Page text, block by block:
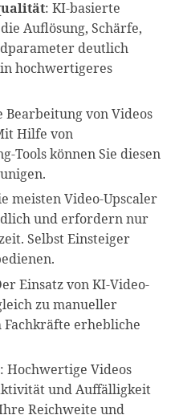
: KI-basierte
Auflösung, Schärfe,
deutlich
hochwertigeres
Bearbeitung von Videos
Hilfe von
Tools können Sie diesen
meisten Video-Upscaler
und erfordern nur
Selbst Einsteiger
Einsatz von KI-Video-
zu manueller
erhebliche
: Hochwertige Videos
und Auffälligkeit
Reichweite und